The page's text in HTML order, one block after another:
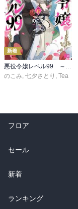
新着
のこみ 七夕さとり Tea
フロア
総合
ラノベ
雑誌・グラビア
セール
総合
ラノベ
新着
総合
ランキング